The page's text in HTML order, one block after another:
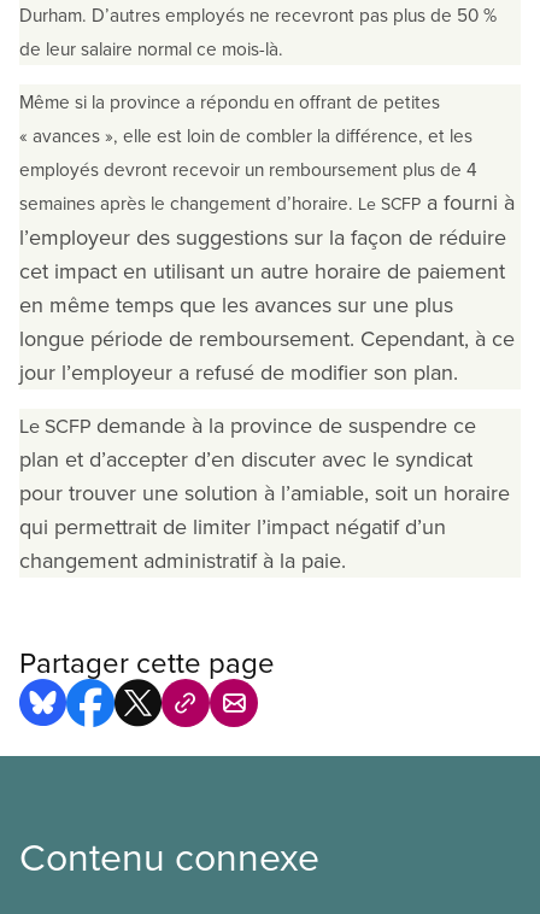
Durham. D’autres employés ne recevront pas plus de 50 %
de leur salaire normal ce mois-là.
Même si la province a répondu en offrant de petites
« avances », elle est loin de combler la différence, et les
employés devront recevoir un remboursement plus de 4
semaines après le changement d’horaire. Le SCFP a fourni à
l’employeur des suggestions sur la façon de réduire
cet impact en utilisant un autre horaire de paiement
en même temps que les avances sur une plus
longue période de remboursement. Cependant, à ce
jour l’employeur a refusé de modifier son plan.
Le SCFP demande à la province de suspendre ce
plan et d’accepter d’en discuter avec le syndicat
pour trouver une solution à l’amiable, soit un horaire
qui permettrait de limiter l’impact négatif d’un
changement administratif à la paie.
Partager cette page
Contenu connexe